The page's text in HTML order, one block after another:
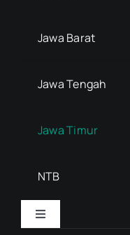
Jawa Barat
Jawa Tengah
Jawa Timur
NTB
Toggle